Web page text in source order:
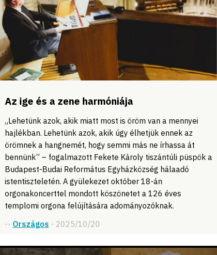
Az ige és a zene harmóniája
„Lehetünk azok, akik miatt most is öröm van a mennyei
hajlékban. Lehetünk azok, akik úgy élhetjük ennek az
örömnek a hangnemét, hogy semmi más ne írhassa át
bennünk” – fogalmazott Fekete Károly tiszántúli püspök a
Budapest-Budai Református Egyházközség hálaadó
istentiszteletén. A gyülekezet október 18-án
orgonakoncerttel mondott köszönetet a 126 éves
templomi orgona felújítására adományozóknak.
-- Országos - 2025/10/20